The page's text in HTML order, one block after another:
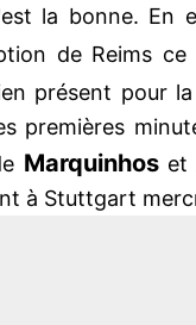
la bonne. En
de Reims ce
présent pour
premières
Marquinhos et
à Stuttgart